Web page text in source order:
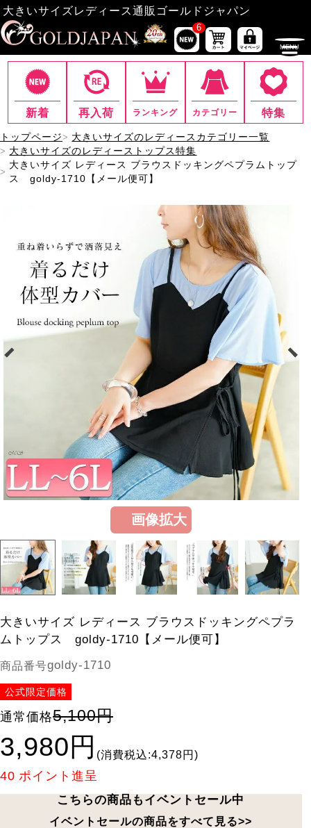
大きいサイズレディース通販ゴールドジャパン
6
新着 再入荷 ランキング カテゴリー 特集
トップページ
大きいサイズのレディースカテゴリー一覧
大きいサイズのレディーストップス特集
大きいサイズ レディース ブラウスドッキングペプラムトップ
ス goldy-1710【メール便可】
大きいサイズ レディース ブラウスドッキングペプラ
ムトップス goldy-1710【メール便可】
商品番号goldy-1710
公式限定価格
通常価格5,100円
3,980円 (消費税込:4,378円)
40 ポイント進呈
こちらの商品もイベントセール中
イベントセールの商品をすべて見る>>
画像拡大